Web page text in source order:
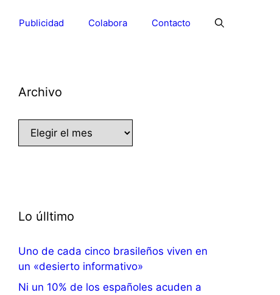
Publicidad Colabora Contacto
Archivo
Archivo
Lo úlltimo
Uno de cada cinco brasileños viven en
un «desierto informativo»
Ni un 10% de los españoles acuden a